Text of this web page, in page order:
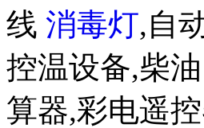
线 消毒灯,自
控温设备,柴
算器,彩电遥